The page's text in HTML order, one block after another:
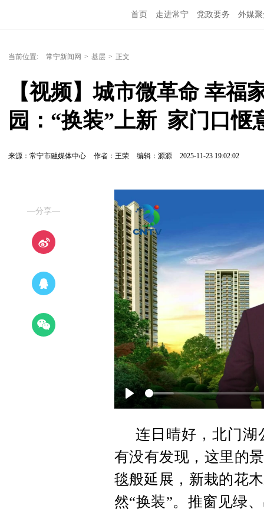
首页 走进常宁 党政要务 外媒
当前位置: 常宁新闻网 > 基层 > 正文
【视频】城市微革命 幸福
园：“换装”上新  家门口惬
来源：常宁市融媒体中心 作者：王荣 编辑：源源 2025-11-23 19:02:02
—分享—
Play
连日晴好，北门湖
有没有发现，这里的
毯般延展，新栽的花
然“换装”。推窗见绿